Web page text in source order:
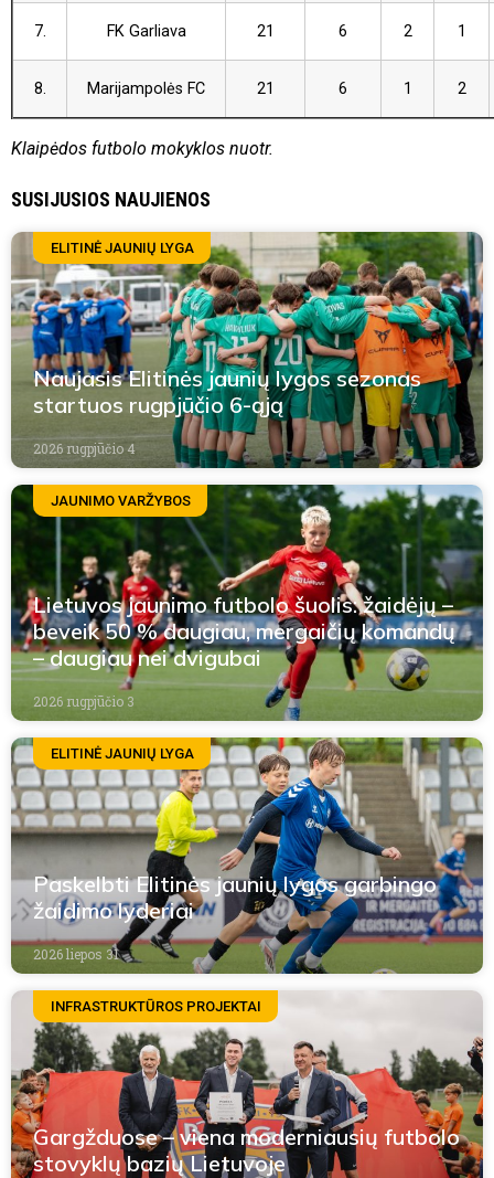
7. FK Garliava 21 6 2 1
8. Marijampolės FC 21 6 1 2
Klaipėdos futbolo mokyklos nuotr.
SUSIJUSIOS NAUJIENOS
ELITINĖ JAUNIŲ LYGA
Naujasis Elitinės jaunių lygos sezonas
startuos rugpjūčio 6-ąją
2026 rugpjūčio 4
JAUNIMO VARŽYBOS
Lietuvos jaunimo futbolo šuolis: žaidėjų –
beveik 50 % daugiau, mergaičių komandų
– daugiau nei dvigubai
2026 rugpjūčio 3
ELITINĖ JAUNIŲ LYGA
Paskelbti Elitinės jaunių lygos garbingo
žaidimo lyderiai
2026 liepos 31
INFRASTRUKTŪROS PROJEKTAI
Gargžduose – viena moderniausių futbolo
stovyklų bazių Lietuvoje